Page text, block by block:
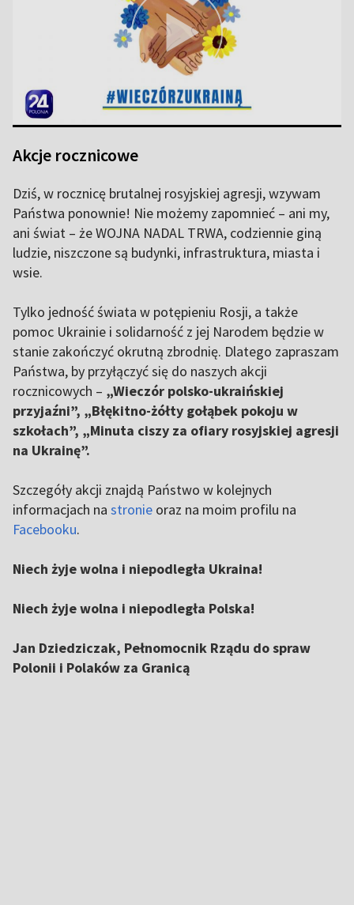
Akcje rocznicowe
Dziś, w rocznicę brutalnej rosyjskiej agresji, wzywam
Państwa ponownie! Nie możemy zapomnieć – ani my,
ani świat – że WOJNA NADAL TRWA, codziennie giną
ludzie, niszczone są budynki, infrastruktura, miasta i
wsie.
Tylko jedność świata w potępieniu Rosji, a także
pomoc Ukrainie i solidarność z jej Narodem będzie w
stanie zakończyć okrutną zbrodnię. Dlatego zapraszam
Państwa, by przyłączyć się do naszych akcji
rocznicowych – „Wieczór polsko-ukraińskiej
przyjaźni”, „Błękitno-żółty gołąbek pokoju w
szkołach”, „Minuta ciszy za ofiary rosyjskiej agresji
na Ukrainę”.
Szczegóły akcji znajdą Państwo w kolejnych
informacjach na stronie oraz na moim profilu na
Facebooku.
Niech żyje wolna i niepodległa Ukraina!
Niech żyje wolna i niepodległa Polska!
Jan Dziedziczak, Pełnomocnik Rządu do spraw
Polonii i Polaków za Granicą